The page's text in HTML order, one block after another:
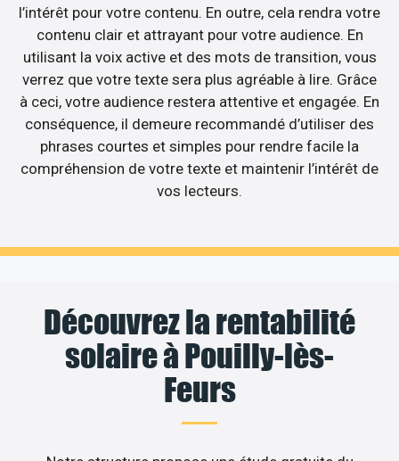
l’intérêt pour votre contenu. En outre, cela rendra votre
contenu clair et attrayant pour votre audience. En
utilisant la voix active et des mots de transition, vous
verrez que votre texte sera plus agréable à lire. Grâce
à ceci, votre audience restera attentive et engagée. En
conséquence, il demeure recommandé d’utiliser des
phrases courtes et simples pour rendre facile la
compréhension de votre texte et maintenir l’intérêt de
vos lecteurs.
Découvrez la rentabilité
solaire à Pouilly-lès-
Feurs